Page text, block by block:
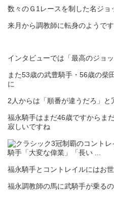
数々のＧ1レースを制した名ジ
来月から調教師に転身のようです
インタビューでは「最高のジョ
また53歳の武豊騎手・56歳の柴
に
2人からは「順番が違うだろ」と
福永騎手はまだ46歳ですからま
寂しいですね
福永騎手とコントレイルにはお
福永調教師の馬に武騎手が乗る